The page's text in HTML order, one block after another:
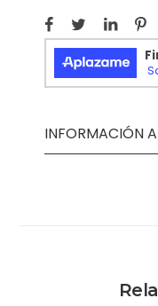
INFORMACIÓN